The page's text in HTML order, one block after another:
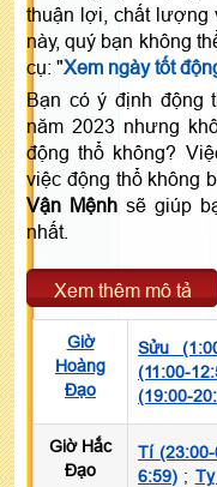
thuận lợi, chất lượng
này, quý bạn không
cụ: "Xem ngày tốt
Bạn có ý định động
năm 2023 nhưng
động thổ không?
việc động thổ không
Vận Mệnh sẽ giúp
nhất.
Xem thêm mô tả
Giờ
Hoàng
Đạo
Sửu
(11:00-
(19:00-
Giờ Hắc
Đạo
Tí
6:59) ;